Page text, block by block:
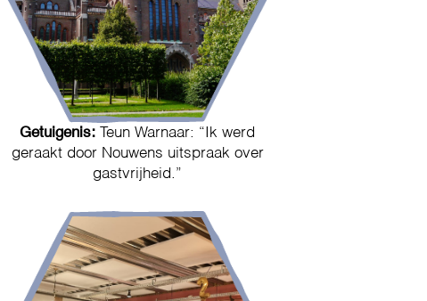
Getuigenis:
Teun Warnaar: “Ik werd
geraakt door Nouwens uitspraak over
gastvrijheid.”